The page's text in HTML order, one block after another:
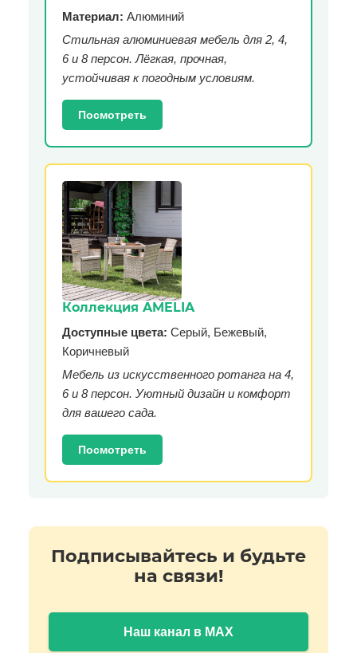
Материал: Алюминий
Стильная алюминиевая мебель для 2, 4,
6 и 8 персон. Лёгкая, прочная,
устойчивая к погодным условиям.
Посмотреть
Коллекция AMELIA
Доступные цвета: Серый, Бежевый,
Коричневый
Мебель из искусственного ротанга на 4,
6 и 8 персон. Уютный дизайн и комфорт
для вашего сада.
Посмотреть
Подписывайтесь и будьте
на связи!
Наш канал в MAX